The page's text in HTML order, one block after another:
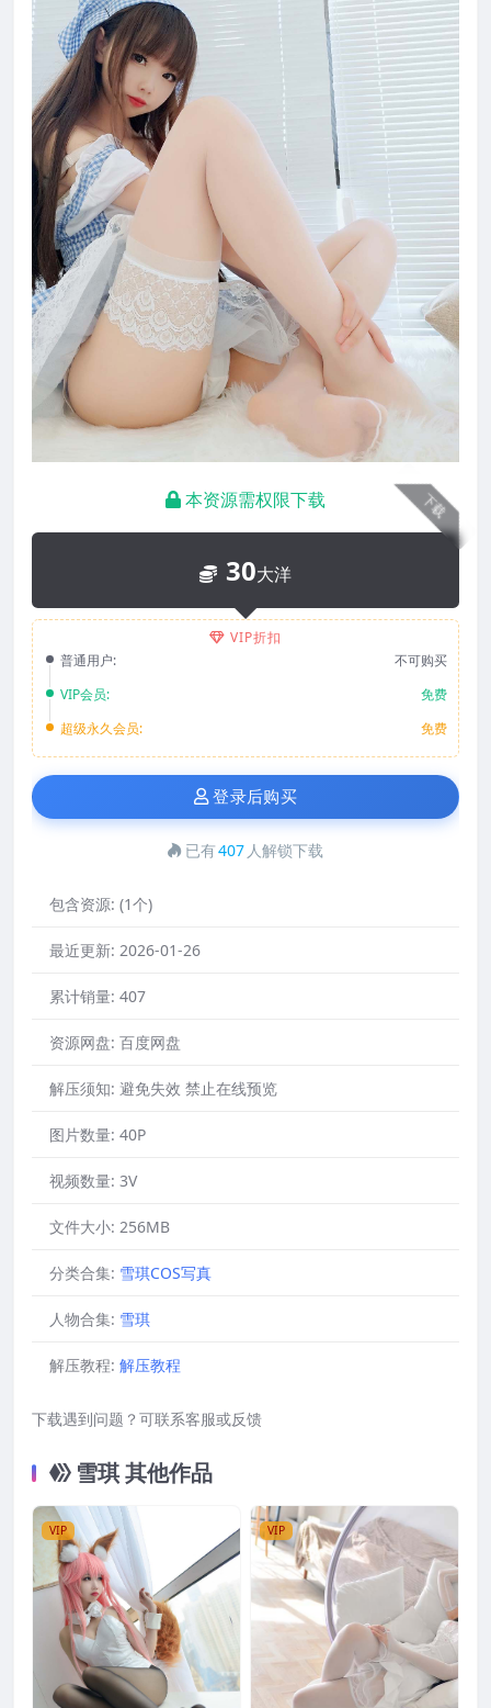
下载
本资源需权限下载
30大洋
VIP折扣
普通用户:
不可购买
VIP会员:
免费
超级永久会员:
免费
登录后购买
已有407 人解锁下载
包含资源: (1个)
最近更新: 2026-01-26
累计销量: 407
资源网盘: 百度网盘
解压须知: 避免失效 禁止在线预览
图片数量: 40P
视频数量: 3V
文件大小: 256MB
分类合集: 雪琪COS写真
人物合集: 雪琪
解压教程: 解压教程
下载遇到问题？可联系客服或反馈
雪琪 其他作品
VIP VIP